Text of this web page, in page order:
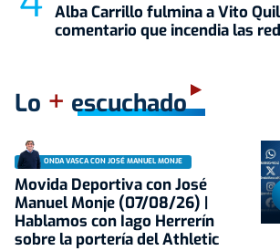
Alba Carrillo fulmina a Vito
comentario que incendia las
Lo + escuchado
ONDA VASCA CON JOSÉ MANUEL MONJE
Movida Deportiva con José
Manuel Monje (07/08/26) |
Hablamos con Iago Herrerín
sobre la portería del Athletic